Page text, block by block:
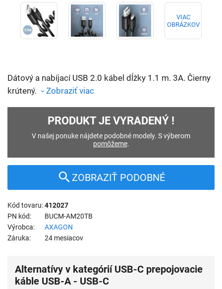
VIAC
OBRÁZKOV
Dátový a nabíjací USB 2.0 kábel dĺžky 1.1 m. 3A. Čierny
krútený.
Zobraziť viac
PRODUKT JE VYRADENÝ !
V našej ponuke nájdete podobné modely. S výberom
pomôžeme.
ZOBRAZIŤ PODOBNÉ
Kód tovaru 412027
PN kód
BUCM-AM20TB
Výrobca
AXAGON
Záruka
24 mesiacov
Alternatívy v kategórií USB-C prepojovacie
káble USB-A - USB-C